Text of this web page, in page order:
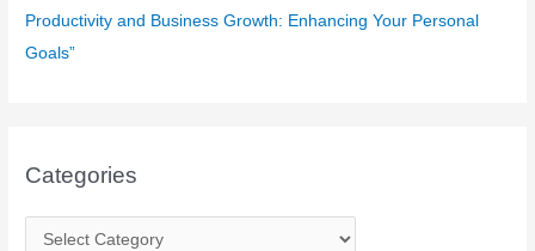
Productivity and Business Growth: Enhancing Your Personal
Goals”
Categories